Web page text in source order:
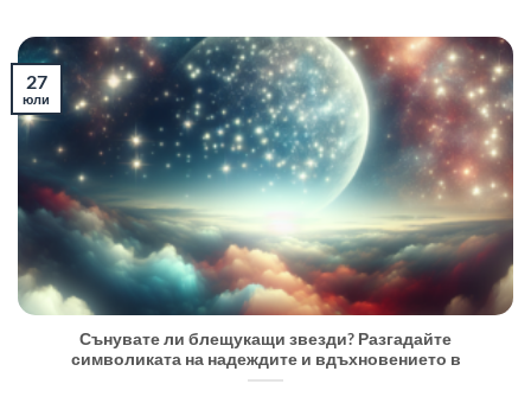
Сънувате ли блещукащи звезди? Разгадайте
символиката на надеждите и вдъхновението в
27
юли